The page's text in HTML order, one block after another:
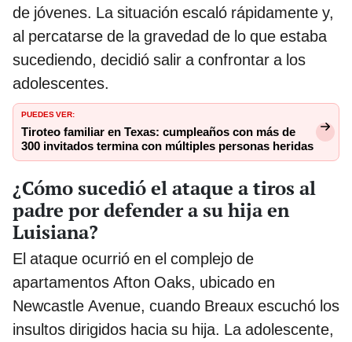
de jóvenes. La situación escaló rápidamente y,
al percatarse de la gravedad de lo que estaba
sucediendo, decidió salir a confrontar a los
adolescentes.
PUEDES VER:
Tiroteo familiar en Texas: cumpleaños con más de
300 invitados termina con múltiples personas heridas
¿Cómo sucedió el ataque a tiros al
padre por defender a su hija en
Luisiana?
El ataque ocurrió en el complejo de
apartamentos Afton Oaks, ubicado en
Newcastle Avenue, cuando Breaux escuchó los
insultos dirigidos hacia su hija. La adolescente,